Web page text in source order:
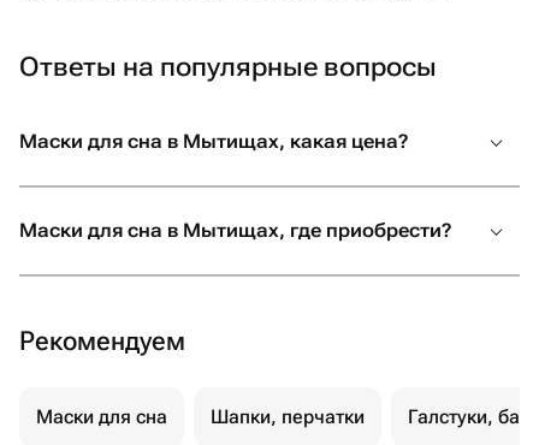
Ответы на популярные вопросы
Маски для сна в Мытищах, какая цена?
Маски для сна в Мытищах, где приобрести?
Рекомендуем
Маски для сна Шапки, перчатки Галстуки,